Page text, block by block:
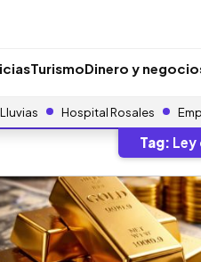
TurismoDinero y
Lluvias Hospital Rosales
Tag: